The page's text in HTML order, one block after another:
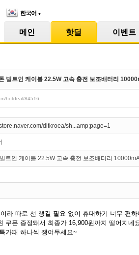
한국어 ▼
메인 핫딜 이벤트
빌트인 케이블 22.5W 고속 충전 보조배터리
hotdeal/84516
dltkroea/sh...amp;page=1
트인 케이블 22.5W 고속 충전 보조배터리
라 따로 선 챙길 필요 없이 휴대하기 너무 편하
쿠폰 증정돼서 최종가 16,900원까지 떨어지네
가때 하나씩 쟁여두세요~